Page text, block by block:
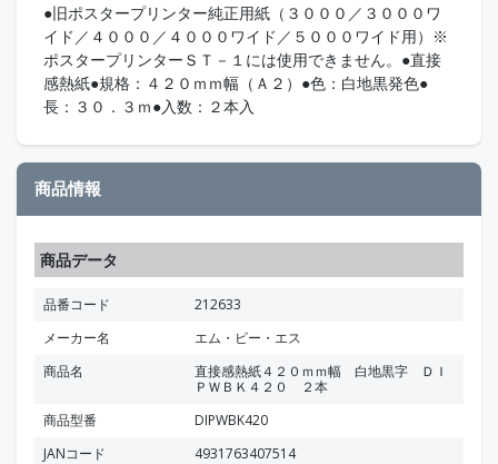
●旧ポスタープリンター純正用紙（３０００／３０００ワ
イド／４０００／４０００ワイド／５０００ワイド用）※
ポスタープリンターＳＴ－１には使用できません。●直接
感熱紙●規格：４２０ｍｍ幅（Ａ２）●色：白地黒発色●
長：３０．３ｍ●入数：２本入
商品情報
商品データ
品番コード
212633
メーカー名
エム・ビー・エス
商品名
直接感熱紙４２０ｍｍ幅 白地黒字 ＤＩ
ＰＷＢＫ４２０ ２本
商品型番
DIPWBK420
JANコード
4931763407514